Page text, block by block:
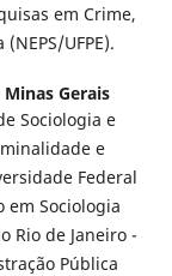
em Crime,
UFPE).
Gerais
Sociologia e
e
Federal
em Sociologia
Rio de Janeiro -
Pública